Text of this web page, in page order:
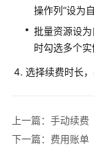
手
动
续
续
费
操作列“设为
批量资源设
时勾选多个实
选择续费时长
上一篇：手动续费
下一篇：费用账单